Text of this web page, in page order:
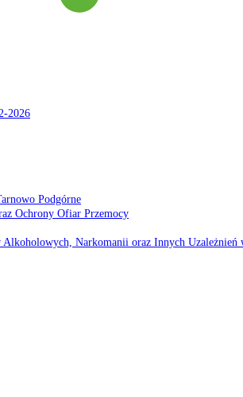
2026
Podgórne
Ochrony Ofiar Przemocy
Narkomanii oraz Innych Uzależnień